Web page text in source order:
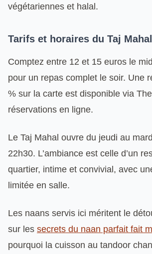
végétariennes et halal.
Tarifs et horaires du Taj Mahal
Comptez entre 12 et 15 euros le
pour un repas complet le soir. Une
% sur la carte est disponible via
réservations en ligne.
Le Taj Mahal ouvre du jeudi au
22h30. L’ambiance est celle d’un
quartier, intime et convivial, avec
limitée en salle.
Les naans servis ici méritent le
sur les secrets du naan parfait fait
pourquoi la cuisson au tandoor